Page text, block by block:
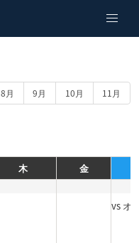
8月 9月 10月 11月
木 金
vs オ